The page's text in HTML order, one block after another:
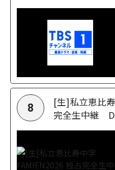
8
[生]私立恵比
完全生中継